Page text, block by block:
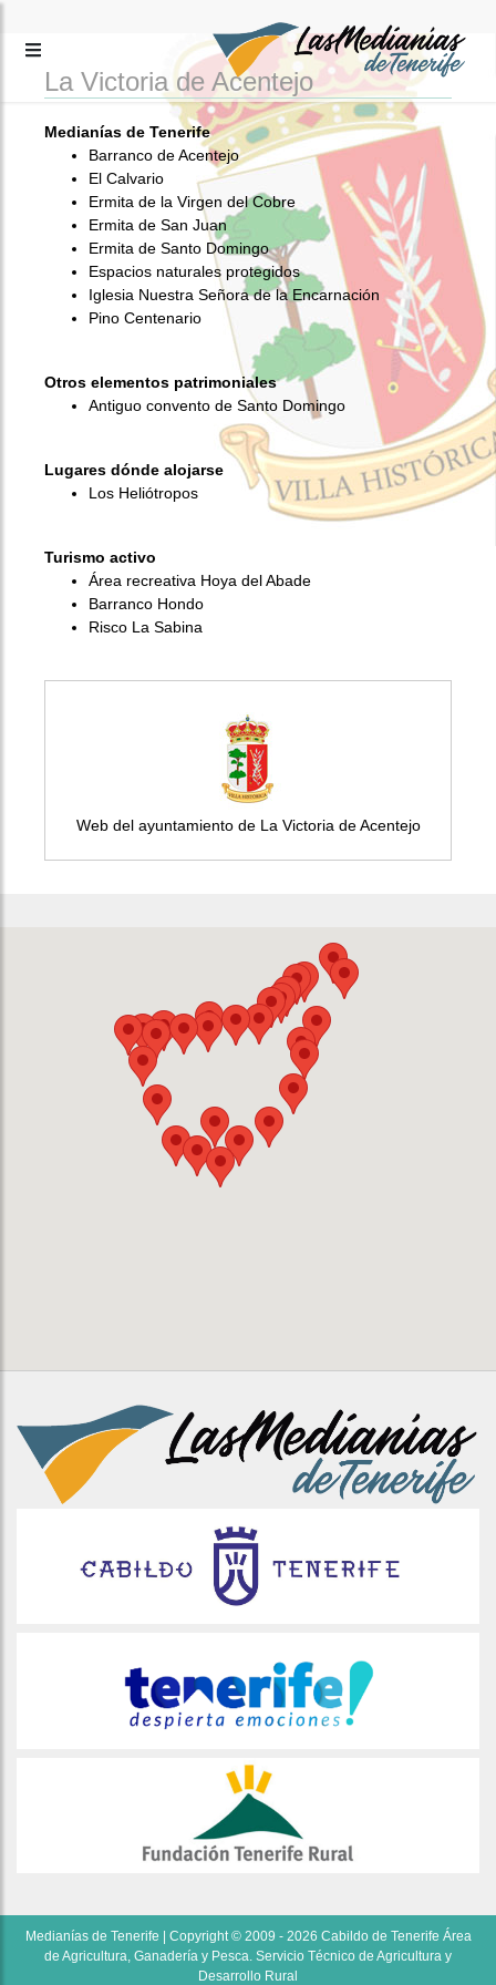
La Victoria de Acentejo
Medianías de Tenerife
Barranco de Acentejo
El Calvario
Ermita de la Virgen del Cobre
Ermita de San Juan
Ermita de Santo Domingo
Espacios naturales protegidos
Iglesia Nuestra Señora de la Encarnación
Pino Centenario
Otros elementos patrimoniales
Antiguo convento de Santo Domingo
Lugares dónde alojarse
Los Heliótropos
Turismo activo
Área recreativa Hoya del Abade
Barranco Hondo
Risco La Sabina
Web del ayuntamiento de La Victoria de Acentejo
Medianías de Tenerife | Copyright © 2009 - 2026 Cabildo de Tenerife Área
de Agricultura, Ganadería y Pesca. Servicio Técnico de Agricultura y
Desarrollo Rural